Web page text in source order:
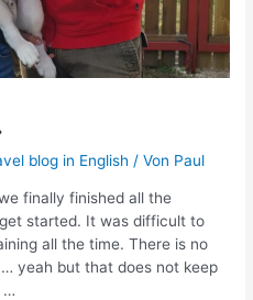
blog in English / Von Paul
finally finished all the
started. It was difficult to
all the time. There is no
yeah but that does not keep
…